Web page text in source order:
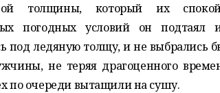
толщины, который их
погодных условий он
под ледяную толщу,и не выбрались
не теряя драгоценного
по очереди вытащили на сушу.